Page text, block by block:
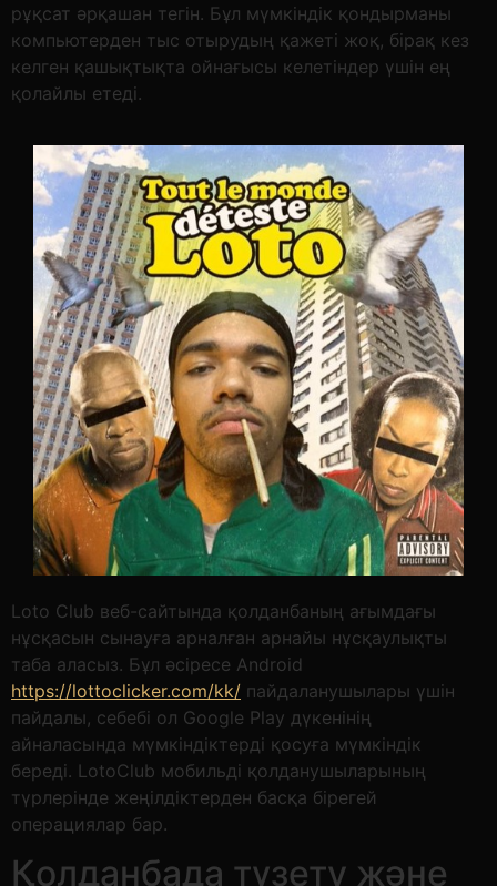
рұқсат әрқашан тегін. Бұл мүмкіндік қондырманы
компьютерден тыс отырудың қажеті жоқ, бірақ кез
келген қашықтықта ойнағысы келетіндер үшін ең
қолайлы етеді.
Loto Club веб-сайтында қолданбаның ағымдағы
нұсқасын сынауға арналған арнайы нұсқаулықты
таба аласыз. Бұл әсіресе Android
https://lottoclicker.com/kk/ пайдаланушылары үшін
пайдалы, себебі ол Google Play дүкенінің
айналасында мүмкіндіктерді қосуға мүмкіндік
береді. LotoClub мобильді қолданушыларының
түрлерінде жеңілдіктерден басқа бірегей
операциялар бар.
Қолданбада түзету және